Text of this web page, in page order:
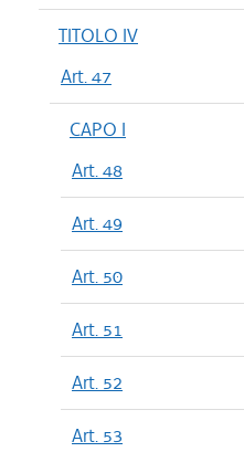
TITOLO IV
Art. 47
CAPO I
Art. 48
Art. 49
Art. 50
Art. 51
Art. 52
Art. 53